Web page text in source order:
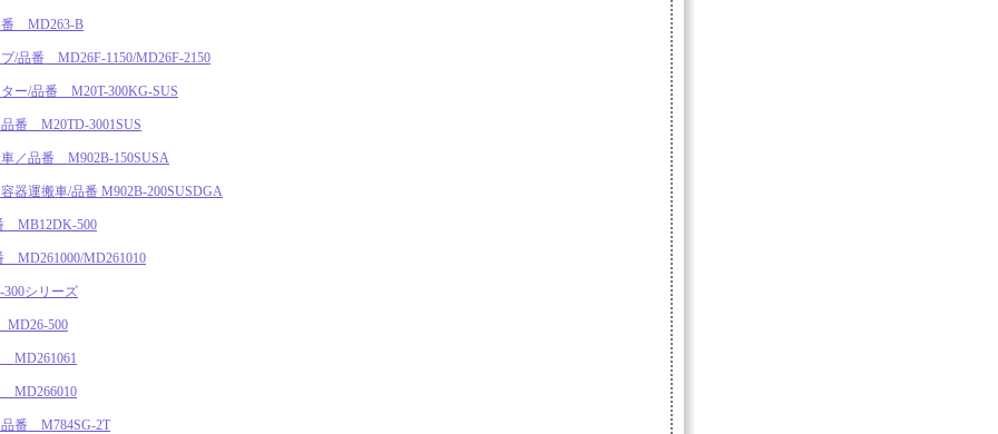
番 MD263-B
/品番 MD26F-1150/MD26F-2150
ー/品番 M20T-300KG-SUS
番 M20TD-3001SUS
／品番 M902B-150SUSA
器運搬車/品番 M902B-200SUSDGA
MB12DK-500
MD261000/MD261010
シリーズ
MD26-500
MD261061
MD266010
品番 M784SG-2T